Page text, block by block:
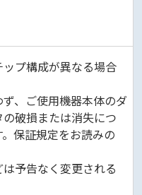
プ構成が異なる場合
、ご使用機器本体のダ
破損または消失につ
保証規定をお読みの
予告なく変更される